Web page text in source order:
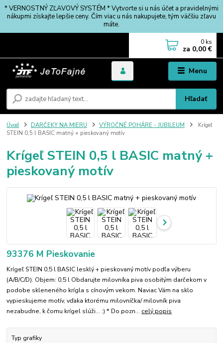
* VERNOSTNÝ ZĽAVOVÝ SYSTÉM * Vytvorte si u nás účet a pravidelnými
nákupmi získajte lepšie ceny. Čím viac u nás nakupujete, tým väčšiu zľavu
máte.
Menu
Hľadať
0 ks
za 0,00 €
Úvod DARČEKY NA MIERU VÝROČNÉ POHÁRE - JUBILEUM
Krígeľ
STEIN 0,5 l BASIC matný + pieskovaný motív
Krígeľ STEIN 0,5 l BASIC matný +
pieskovaný motív
93376 M Pieskovanie
Krígeľ STEIN 0,5 l BASIC lesklý + pieskovaný motív podľa výberu
(A/B/C/D). Objem: 0,5 l Obdarujte milovníka piva osobitým darčekom v
podobe skleneného krígla s cínovým vekom. Naviac Vám na sklo
vypieskujeme motív, vďaka ktorému milovníčka/ milovník piva
nezabudne, k čomu krígel slúži... :) * Do pozn... celý popis
Typ grafiky